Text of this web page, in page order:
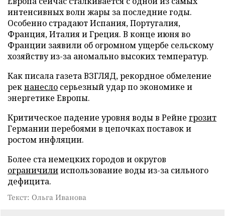
интенсивных волн жары за последние годы.
Особенно страдают Испания, Португалия,
Франция, Италия и Греция. В конце июня во
Франции заявили об огромном ущербе сельскому
хозяйству из-за аномально высоких температур.
Как писала газета ВЗГЛЯД, рекордное обмеление
рекнанесло серьезный удар по экономике и
энергетике Европы.
Критическое падение уровня воды в Рейне грозит
Германии перебоями в цепочках поставок и
ростом инфляции.
Более ста немецких городов и округов
ограничилииспользование воды из-за сильного
дефицита.
Текст: Ольга Иванова